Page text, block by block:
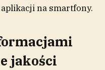
na smartfony.
jakości